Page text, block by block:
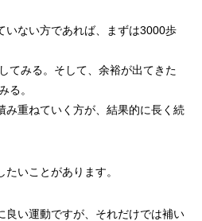
いない方であれば、まずは3000歩
てみる。そして、余裕が出てきた
る。
み重ねていく方が、結果的に長く続
いことがあります。
良い運動ですが、それだけでは補い